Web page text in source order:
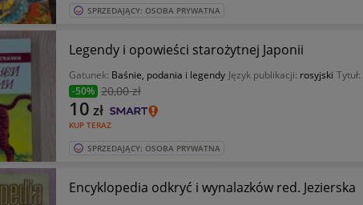
SPRZEDAJĄCY: OSOBA PRYWATNA
Legendy i opowieści starożytnej Japonii
Gatunek: Baśnie, podania i legendy Język publikacji: rosyjski Tytuł:
-50% 20,00 zł
KUP TERAZ
10 zł
SPRZEDAJĄCY: OSOBA PRYWATNA
Encyklopedia odkryć i wynalazków red. Jezierska